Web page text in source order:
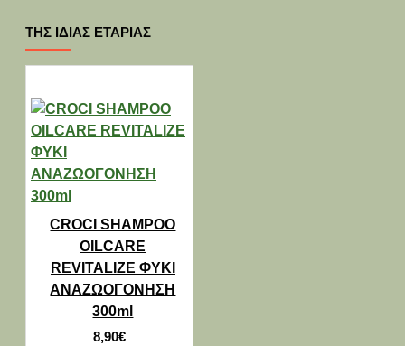
ΤΗΣ ΊΔΙΑΣ ΕΤΑΡΊΑΣ
CROCI SHAMPOO
OILCARE
REVITALIZE ΦΥΚΙ
ΑΝΑΖΩΟΓΟΝΗΣΗ
300ml
8,90€